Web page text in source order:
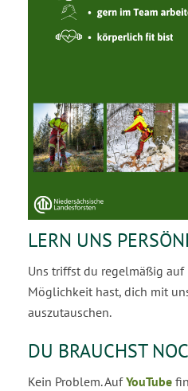
LERN UNS
Uns triffst du regelmäßig auf
Möglichkeit hast, dich mit
auszutauschen.
DU BRAUCHST
Kein Problem. AufYouTube